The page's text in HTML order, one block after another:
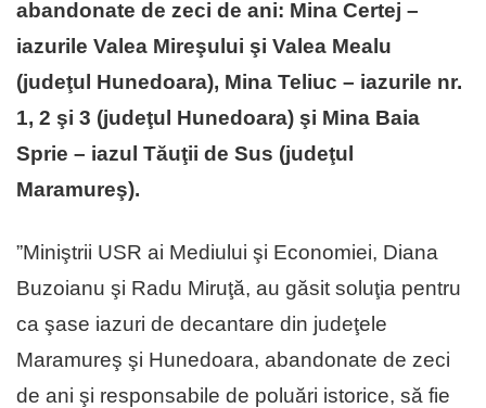
abandonate de zeci de ani: Mina Certej –
iazurile Valea Mireşului şi Valea Mealu
(judeţul Hunedoara), Mina Teliuc – iazurile nr.
1, 2 şi 3 (judeţul Hunedoara) şi Mina Baia
Sprie – iazul Tăuţii de Sus (judeţul
Maramureş).
”Miniştrii USR ai Mediului şi Economiei, Diana
Buzoianu şi Radu Miruţă, au găsit soluţia pentru
ca şase iazuri de decantare din judeţele
Maramureş şi Hunedoara, abandonate de zeci
de ani şi responsabile de poluări istorice, să fie